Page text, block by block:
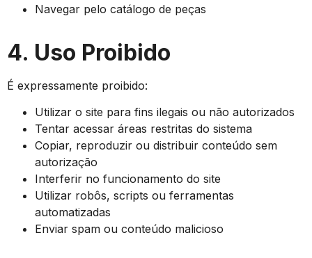
Navegar pelo catálogo de peças
4. Uso Proibido
É expressamente proibido:
Utilizar o site para fins ilegais ou não autorizados
Tentar acessar áreas restritas do sistema
Copiar, reproduzir ou distribuir conteúdo sem
autorização
Interferir no funcionamento do site
Utilizar robôs, scripts ou ferramentas
automatizadas
Enviar spam ou conteúdo malicioso